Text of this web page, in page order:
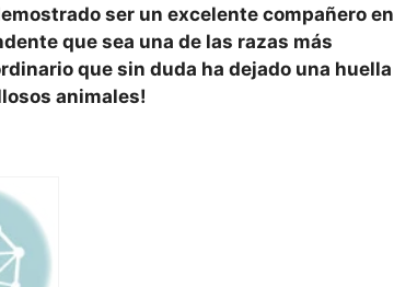
ser un excelente compañero en
que sea una de las razas más
que sin duda ha dejado una huella
animales!